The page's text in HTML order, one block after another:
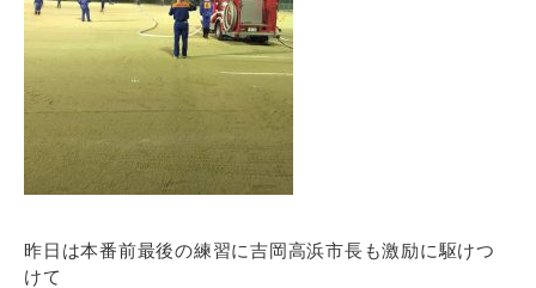
昨日は本番前最後の練習に吉岡高浜市長も激励に駆けつ
けて